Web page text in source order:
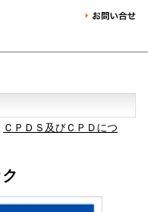
ＣＰＤＳ及びＣＰＤにつ